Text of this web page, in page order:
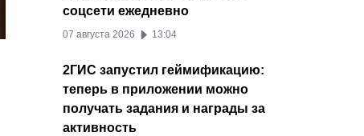
соцсети ежедневно
07 августа 2026 13:04
2ГИС запустил геймификацию:
теперь в приложении можно
получать задания и награды за
активность